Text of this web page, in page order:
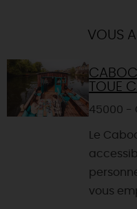
VOUS
TOUE
45000 -
Le
vous